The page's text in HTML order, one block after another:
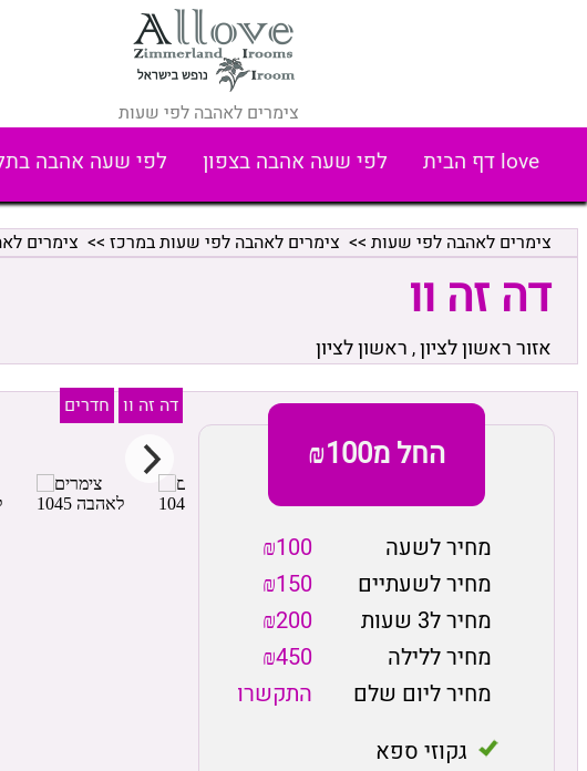
צימרים לאהבה לפי שעות
love דף הבית לפי שעה אהבה בצפון לפי שעה אהבה
צימרים לאהבה לפי שעות >> צימרים לאהבה לפי שעות במרכז >> צימרים
דה זה וו
אזור ראשון לציון, ראשון לציון
החל מ₪100
מחיר לשעה
₪100
מחיר לשעתיים
₪150
מחיר ל3 שעות
₪200
מחיר ללילה
₪450
מחיר ליום שלם
התקשרו
גקוזי ספא
דה זה וו חדרים